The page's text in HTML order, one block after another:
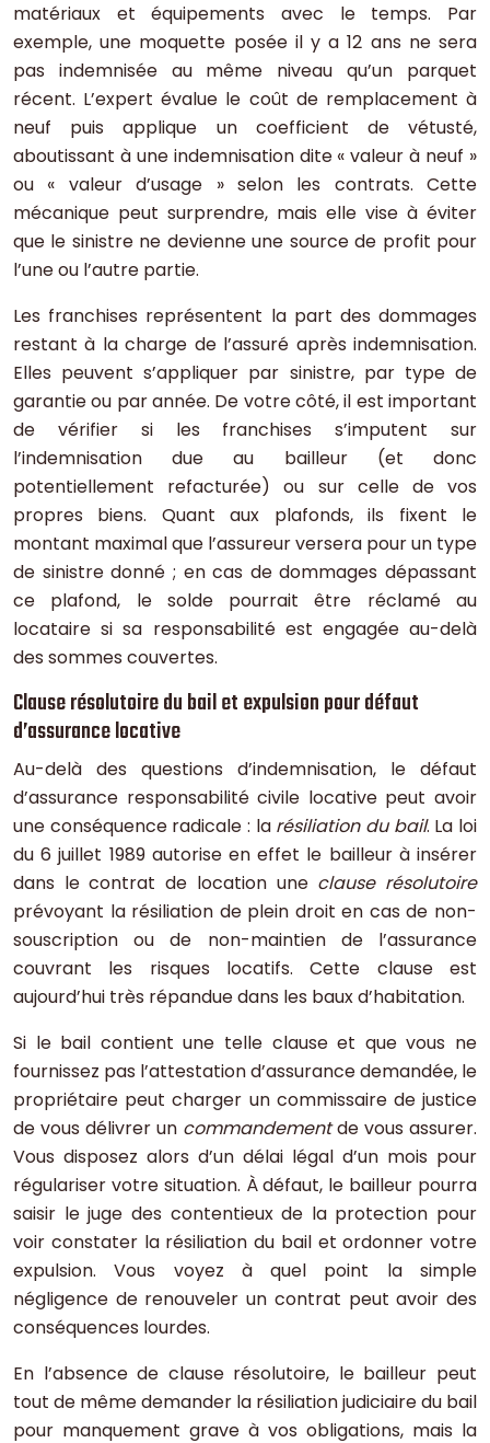
matériaux et équipements avec le temps. Par
exemple, une moquette posée il y a 12 ans ne sera
pas indemnisée au même niveau qu’un parquet
récent. L’expert évalue le coût de remplacement à
neuf puis applique un coefficient de vétusté,
aboutissant à une indemnisation dite « valeur à neuf »
ou « valeur d’usage » selon les contrats. Cette
mécanique peut surprendre, mais elle vise à éviter
que le sinistre ne devienne une source de profit pour
l’une ou l’autre partie.
Les franchises représentent la part des dommages
restant à la charge de l’assuré après indemnisation.
Elles peuvent s’appliquer par sinistre, par type de
garantie ou par année. De votre côté, il est important
de vérifier si les franchises s’imputent sur
l’indemnisation due au bailleur (et donc
potentiellement refacturée) ou sur celle de vos
propres biens. Quant aux plafonds, ils fixent le
montant maximal que l’assureur versera pour un type
de sinistre donné ; en cas de dommages dépassant
ce plafond, le solde pourrait être réclamé au
locataire si sa responsabilité est engagée au-delà
des sommes couvertes.
Clause résolutoire du bail et expulsion pour défaut
d’assurance locative
Au-delà des questions d’indemnisation, le défaut
d’assurance responsabilité civile locative peut avoir
une conséquence radicale : la résiliation du bail. La loi
du 6 juillet 1989 autorise en effet le bailleur à insérer
dans le contrat de location une clause résolutoire
prévoyant la résiliation de plein droit en cas de non-
souscription ou de non-maintien de l’assurance
couvrant les risques locatifs. Cette clause est
aujourd’hui très répandue dans les baux d’habitation.
Si le bail contient une telle clause et que vous ne
fournissez pas l’attestation d’assurance demandée, le
propriétaire peut charger un commissaire de justice
de vous délivrer un commandementde vous assurer.
Vous disposez alors d’un délai légal d’un mois pour
régulariser votre situation. À défaut, le bailleur pourra
saisir le juge des contentieux de la protection pour
voir constater la résiliation du bail et ordonner votre
expulsion. Vous voyez à quel point la simple
négligence de renouveler un contrat peut avoir des
conséquences lourdes.
En l’absence de clause résolutoire, le bailleur peut
tout de même demander la résiliation judiciaire du bail
pour manquement grave à vos obligations, mais la